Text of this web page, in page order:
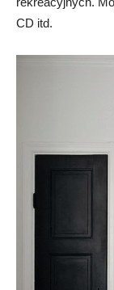
CD itd.